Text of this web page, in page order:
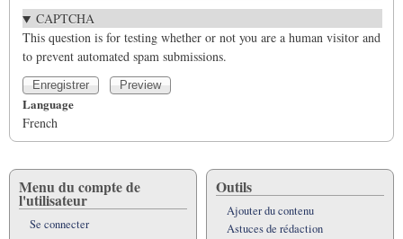
CAPTCHA
This question is for testing whether or not you are a human visitor and
to prevent automated spam submissions.
Language
French
Menu du compte de
l'utilisateur
Se connecter
Outils
Ajouter du contenu
Astuces de rédaction